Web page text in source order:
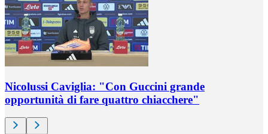
Nicolussi Caviglia: "Con Guccini grande
opportunità di fare quattro chiacchere"